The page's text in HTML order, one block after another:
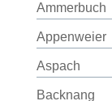
Ammerbuch
Appenweier
Aspach
Backnang